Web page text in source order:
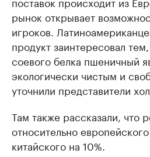
рынок открывает
игроков.
продукт заинтересовал
соевого белка пшеничный
экологически чистым и
уточнили представители
Там также рассказали, что
относительно
китайского на 10%.